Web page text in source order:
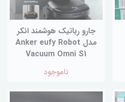
جارو رباتیک هوشمند انکر
مدل Anker eufy Robot
Vacuum Omni S1
ناموجود